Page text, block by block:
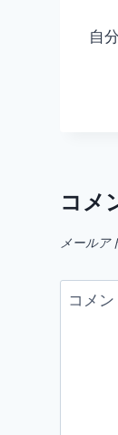
自
コメ
メールア
コメン